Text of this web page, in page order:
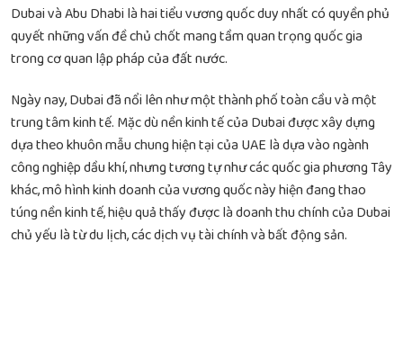
Dubai và Abu Dhabi là hai tiểu vương quốc duy nhất có quyền phủ
quyết những vấn đề chủ chốt mang tầm quan trọng quốc gia
trong cơ quan lập pháp của đất nước.
Ngày nay, Dubai đã nổi lên như một thành phố toàn cầu và một
trung tâm kinh tế. Mặc dù nền kinh tế của Dubai được xây dựng
dựa theo khuôn mẫu chung hiện tại của UAE là dựa vào ngành
công nghiệp dầu khí, nhưng tương tự như các quốc gia phương Tây
khác, mô hình kinh doanh của vương quốc này hiện đang thao
túng nền kinh tế, hiệu quả thấy được là doanh thu chính của Dubai
chủ yếu là từ du lịch, các dịch vụ tài chính và bất động sản.